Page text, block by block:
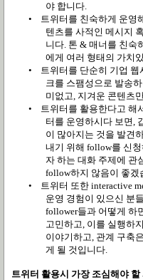
야 합니다.
•
트위터를 친숙하게 운영
텐츠를 사적인 메시지
니다. 톤 & 매너를 친숙
에게 여러 형태의 가치
•
트위터를 단순히 기업
크를 스팸성으로 발송
미없고, 지겨운 콘텐츠
•
트위터를 활용한다고 해
터를 운영하시다 보면,
이 많아지는 것을 발견
내기 위해 follow를 신
자 하는 대화 주제에 관
follow하지 않음이 좋겠
•
트위터 또한 interactive
운영 경험이 있으신 분
follower들과 어떻게 하
고민하고, 이를 실행하
이야기하고, 관계 구축
게 될 것입니다.
트위터 활용시 가장 조심해야 할